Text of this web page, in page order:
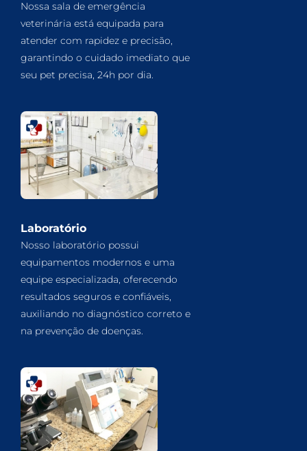
Nossa sala de emergência
veterinária está equipada para
atender com rapidez e precisão,
garantindo o cuidado imediato que
seu pet precisa, 24h por dia.
Laboratório
Nosso laboratório possui
equipamentos modernos e uma
equipe especializada, oferecendo
resultados seguros e confiáveis,
auxiliando no diagnóstico correto e
na prevenção de doenças.